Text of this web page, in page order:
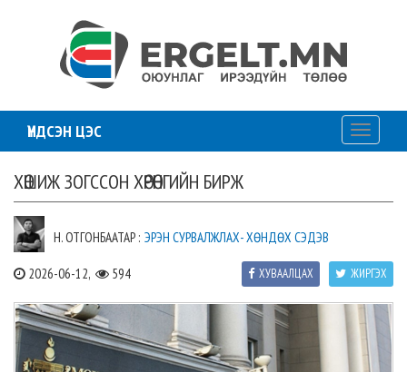
ҮНДСЭН ЦЭС
Toggle
ХӨШИЖ ЗОГССОН ХӨРӨНГИЙН БИРЖ
Н. ОТГОНБААТАР : ЭРЭН СУРВАЛЖЛАХ- ХӨНДӨХ СЭДЭВ
2026-06-12, 594 ЖИРГЭХ
ХУВААЛЦАХ